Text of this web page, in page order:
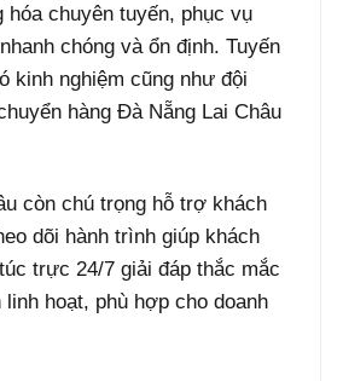
hóa chuyên tuyến, phục vụ
chóng và ổn định. Tuyến
kinh nghiệm cũng như đội
hàng Đà Nẵng Lai Châu
còn chú trọng hỗ trợ khách
dõi hành trình giúp khách
trực 24/7 giải đáp thắc mắc
hoạt, phù hợp cho doanh